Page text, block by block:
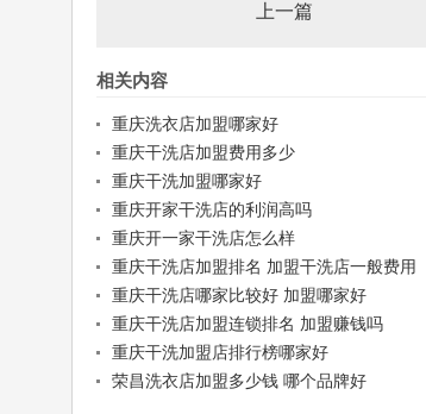
上一篇
相关内容
重庆洗衣店加盟哪家好
重庆干洗店加盟费用多少
重庆干洗加盟哪家好
重庆开家干洗店的利润高吗
重庆开一家干洗店怎么样
重庆干洗店加盟排名 加盟干洗店一般费用
重庆干洗店哪家比较好 加盟哪家好
重庆干洗店加盟连锁排名 加盟赚钱吗
重庆干洗加盟店排行榜哪家好
荣昌洗衣店加盟多少钱 哪个品牌好